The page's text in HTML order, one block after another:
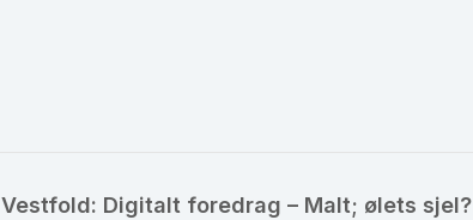
Vestfold: Digitalt foredrag – Malt; ølets sjel?